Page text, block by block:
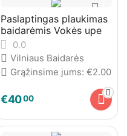
Paslaptingas plaukimas
baidarėmis Vokės upe
0.0
Vilniaus Baidarės
Grąžinsime jums: €2.00
€4000